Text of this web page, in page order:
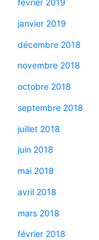
février 2019
janvier 2019
décembre 2018
novembre 2018
octobre 2018
septembre 2018
juillet 2018
juin 2018
mai 2018
avril 2018
mars 2018
février 2018